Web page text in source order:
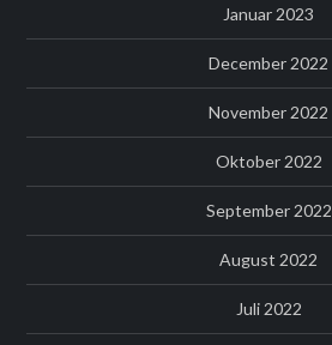
Januar 2023
December 2022
November 2022
Oktober 2022
September 2022
August 2022
Juli 2022